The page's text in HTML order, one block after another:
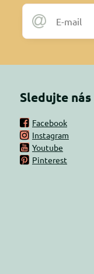
Sledujte nás
Facebook
Instagram
Youtube
Pinterest